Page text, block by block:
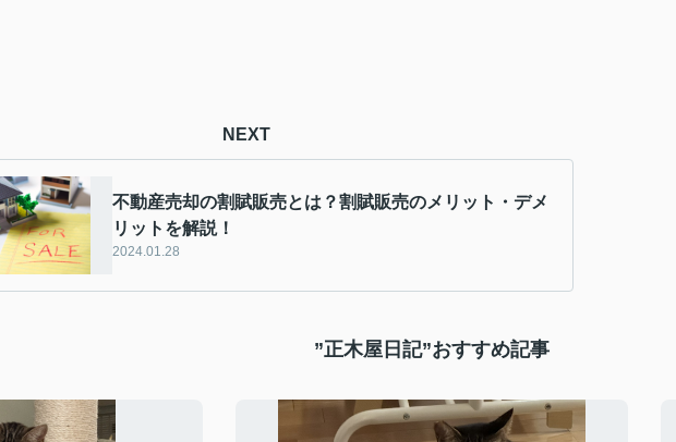
NEXT
不動産売却の割賦販売とは？割賦販売のメリット・デメ
リットを解説！
2024.01.28
”正木屋日記”おすすめ記事